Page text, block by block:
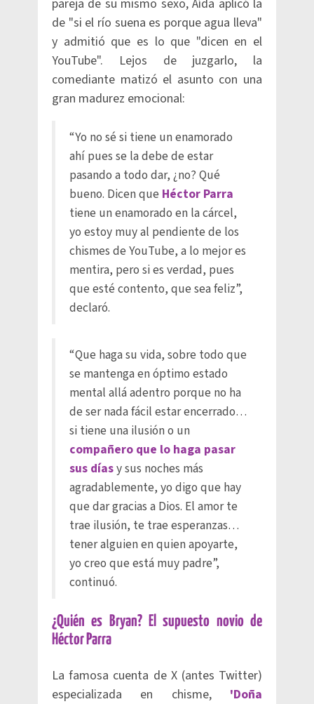
pareja de su mismo sexo, Aída aplicó la
de "si el río suena es porque agua lleva"
y admitió que es lo que "dicen en el
YouTube". Lejos de juzgarlo, la
comediante matizó el asunto con una
gran madurez emocional:
“Yo no sé si tiene un enamorado
ahí pues se la debe de estar
pasando a todo dar, ¿no? Qué
bueno. Dicen que Héctor Parra
tiene un enamorado en la cárcel,
yo estoy muy al pendiente de los
chismes de YouTube, a lo mejor es
mentira, pero si es verdad, pues
que esté contento, que sea feliz”,
declaró.
“Que haga su vida, sobre todo que
se mantenga en óptimo estado
mental allá adentro porque no ha
de ser nada fácil estar encerrado…
si tiene una ilusión o un
compañero que lo haga pasar
sus díasy sus noches más
agradablemente, yo digo que hay
que dar gracias a Dios. El amor te
trae ilusión, te trae esperanzas…
tener alguien en quien apoyarte,
yo creo que está muy padre”,
continuó.
¿Quién es Bryan? El supuesto novio de
Héctor Parra
La famosa cuenta de X (antes Twitter)
especializada en chisme, 'Doña